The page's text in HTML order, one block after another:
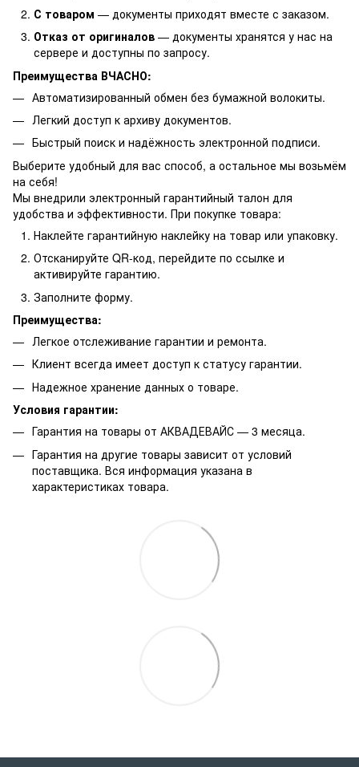
С товаром — документы приходят вместе с заказом.
Отказ от оригиналов — документы хранятся у нас на
сервере и доступны по запросу.
Преимущества ВЧАСНО:
Автоматизированный обмен без бумажной волокиты.
Легкий доступ к архиву документов.
Быстрый поиск и надёжность электронной подписи.
Выберите удобный для вас способ, а остальное мы возьмём
на себя!
Мы внедрили электронный гарантийный талон для
удобства и эффективности. При покупке товара:
Наклейте гарантийную наклейку на товар или упаковку.
Отсканируйте QR-код, перейдите по ссылке и
активируйте гарантию.
Заполните форму.
Преимущества:
Легкое отслеживание гарантии и ремонта.
Клиент всегда имеет доступ к статусу гарантии.
Надежное хранение данных о товаре.
Условия гарантии:
Гарантия на товары от АКВАДЕВАЙС — 3 месяца.
Гарантия на другие товары зависит от условий
поставщика. Вся информация указана в
характеристиках товара.